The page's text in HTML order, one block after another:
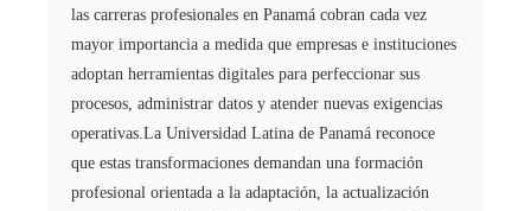
las carreras profesionales en Panamá cobran cada vez
mayor importancia a medida que empresas e instituciones
adoptan herramientas digitales para perfeccionar sus
procesos, administrar datos y atender nuevas exigencias
operativas.La Universidad Latina de Panamá reconoce
que estas transformaciones demandan una formación
profesional orientada a la adaptación, la actualización